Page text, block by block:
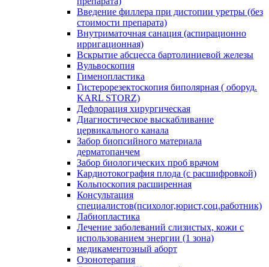
Введение филлера при дистопии уретры (без
стоимости препарата)
Внутриматочная санация (аспирационно
ирригационная)
Вскрытие абсцесса бартолиниевой железы
Вульвоскопия
Гименопластика
Гистерорезектоскопия биполярная ( оборуд.
KARL STORZ)
Дефлорация хирургическая
Диагностическое выскабливание
цервикального канала
Забор биопсийного материала
дерматопанчем
Забор биологических проб врачом
Кардиотокография плода (с расшифровкой)
Кольпоскопия расширенная
Консультация
специалистов(психолог,юрист,соц.работник)
Лабиопластика
Лечение заболеваний слизистых, кожи с
использованием энергии (1 зона)
медикаментозный аборт
Озонотерапия